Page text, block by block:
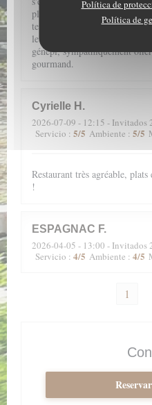
Política de
Política de
plats fins et légers. De l'entrée
textures douces au caractère
le plus grand plaisir de la
génépi, sympathiquement
gourmand.
Cyrielle H
2026-07-09 - 12:15 - Invitados
Servicio : 5/5 Ambiente : 5/5
Restaurant très agréable,
!
ESPAGNAC F
2026-04-05 - 13:00 - Invitados
Servicio : 4/5 Ambiente : 4/5
1